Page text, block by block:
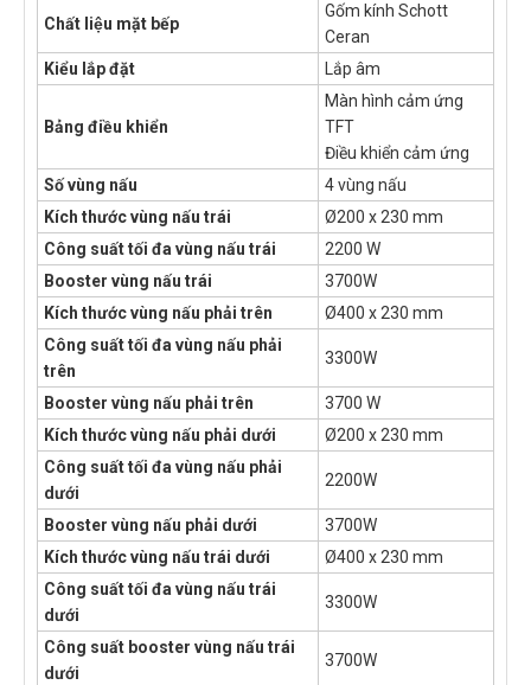
Chất liệu mặt bếp
Gốm kính Schott
Ceran
Kiểu lắp đặt
Lắp âm
Bảng điều khiển
Màn hình cảm ứng
TFT
Điều khiển cảm ứng
Số vùng nấu
4 vùng nấu
Kích thước vùng nấu trái
Ø200 x 230 mm
Công suất tối đa vùng nấu trái
2200 W
Booster vùng nấu trái
3700W
Kích thước vùng nấu phải trên
Ø400 x 230 mm
Công suất tối đa vùng nấu phải
trên
3300W
Booster vùng nấu phải trên
3700 W
Kích thước vùng nấu phải dưới
Ø200 x 230 mm
Công suất tối đa vùng nấu phải
dưới
2200W
Booster vùng nấu phải dưới
3700W
Kích thước vùng nấu trái dưới
Ø400 x 230 mm
Công suất tối đa vùng nấu trái
dưới
3300W
Công suất booster vùng nấu trái
dưới
3700W